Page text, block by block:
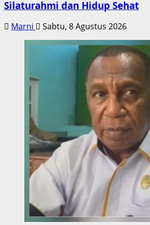
Silaturahmi dan Hidup Sehat
Marni Sabtu, 8 Agustus 2026